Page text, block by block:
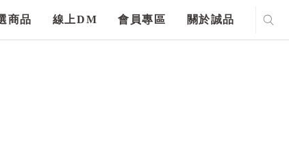
商品 線上DM 會員專區 關於誠品